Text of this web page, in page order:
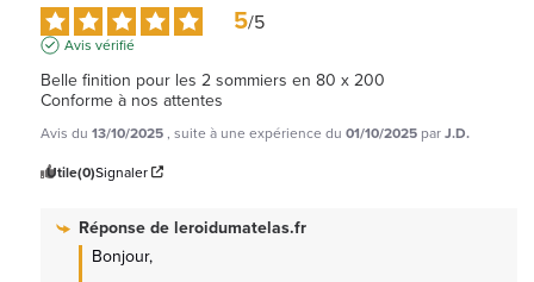
5/5
Avis vérifié
Belle finition pour les 2 sommiers en 80 x 200
Conforme à nos attentes
Avis du 13/10/2025, suite à une expérience du 01/10/2025 parJ.D.
Utile(0)Signaler
Réponse deleroidumatelas.fr
Bonjour,